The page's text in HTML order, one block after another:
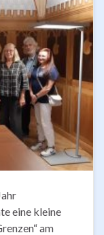
eine kleine
am